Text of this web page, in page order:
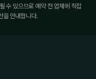
수 있으므로 예약 전 업체에 직접
을 안내합니다.